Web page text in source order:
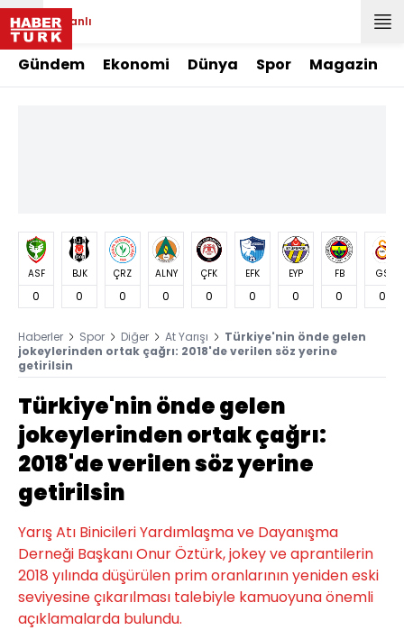
Canlı
Gündem Ekonomi Dünya Spor Magazin
ASF
0
BJK
0
ÇRZ
0
ALNY
0
ÇFK
0
EFK
0
EYP
0
FB
0
GS
0
Haberler Spor Diğer At Yarışı
Türkiye'nin önde gelen
jokeylerinden ortak çağrı: 2018'de verilen söz yerine
getirilsin
Türkiye'nin önde gelen
jokeylerinden ortak çağrı:
2018'de verilen söz yerine
getirilsin
Yarış Atı Binicileri Yardımlaşma ve Dayanışma
Derneği Başkanı Onur Öztürk, jokey ve aprantilerin
2018 yılında düşürülen prim oranlarının yeniden eski
seviyesine çıkarılması talebiyle kamuoyuna önemli
açıklamalarda bulundu.